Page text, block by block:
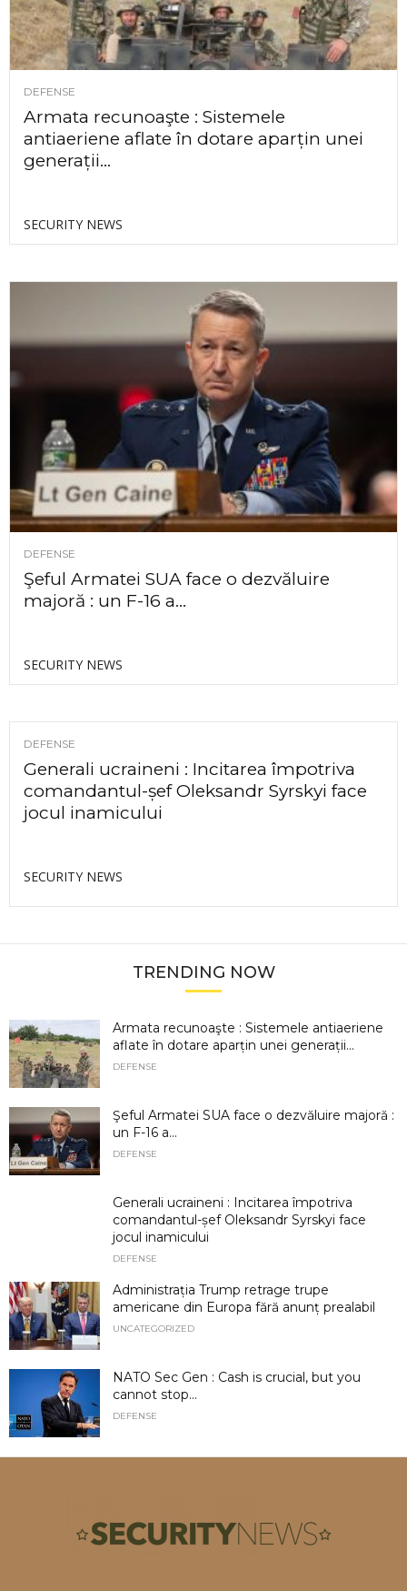
DEFENSE
Armata recunoaşte : Sistemele
antiaeriene aflate în dotare aparțin unei
generații...
SECURITY NEWS
DEFENSE
Şeful Armatei SUA face o dezvăluire
majoră : un F-16 a...
SECURITY NEWS
DEFENSE
Generali ucraineni : Incitarea împotriva
comandantul-șef Oleksandr Syrskyi face
jocul inamicului
SECURITY NEWS
TRENDING NOW
Armata recunoaşte : Sistemele antiaeriene
aflate în dotare aparțin unei generații...
DEFENSE
Şeful Armatei SUA face o dezvăluire majoră :
un F-16 a...
DEFENSE
Generali ucraineni : Incitarea împotriva
comandantul-șef Oleksandr Syrskyi face
jocul inamicului
DEFENSE
Administrația Trump retrage trupe
americane din Europa fără anunț prealabil
UNCATEGORIZED
NATO Sec Gen : Cash is crucial, but you
cannot stop...
DEFENSE